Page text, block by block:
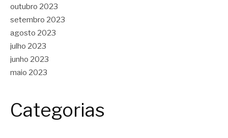
outubro 2023
setembro 2023
agosto 2023
julho 2023
junho 2023
maio 2023
Categorias